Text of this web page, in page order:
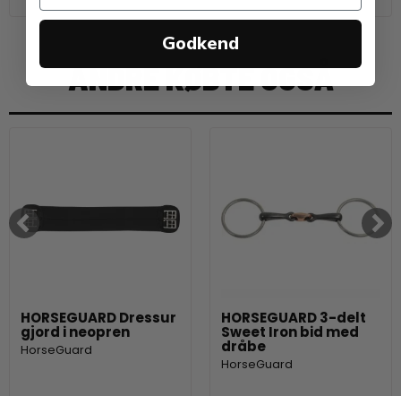
ANDRE KØBTE OGSÅ
HORSEGUARD Dressur
gjord i neopren
HorseGuard
HORSEGUARD 3-delt
Sweet Iron bid med
dråbe
HorseGuard
Godkend